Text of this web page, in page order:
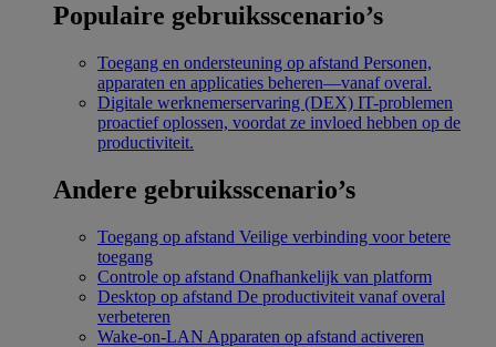
Populaire gebruiksscenario’s
Toegang en ondersteuning op afstand Personen,
apparaten en applicaties beheren—vanaf overal.
Digitale werknemerservaring (DEX) IT-problemen
proactief oplossen, voordat ze invloed hebben op de
productiviteit.
Andere gebruiksscenario’s
Toegang op afstand Veilige verbinding voor betere
toegang
Controle op afstand Onafhankelijk van platform
Desktop op afstand De productiviteit vanaf overal
verbeteren
Wake-on-LAN Apparaten op afstand activeren